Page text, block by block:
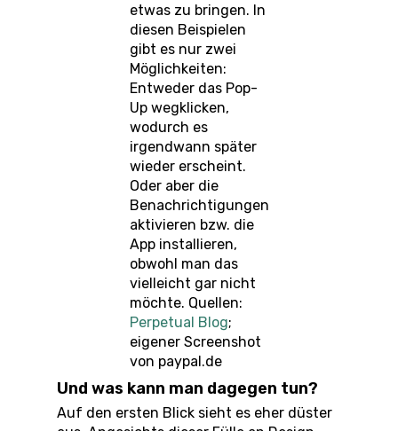
etwas zu bringen. In
diesen Beispielen
gibt es nur zwei
Möglichkeiten:
Entweder das Pop-
Up wegklicken,
wodurch es
irgendwann später
wieder erscheint.
Oder aber die
Benachrichtigungen
aktivieren bzw. die
App installieren,
obwohl man das
vielleicht gar nicht
möchte. Quellen:
Perpetual Blog;
eigener Screenshot
von paypal.de
Und was kann man dagegen tun?
Auf den ersten Blick sieht es eher düster